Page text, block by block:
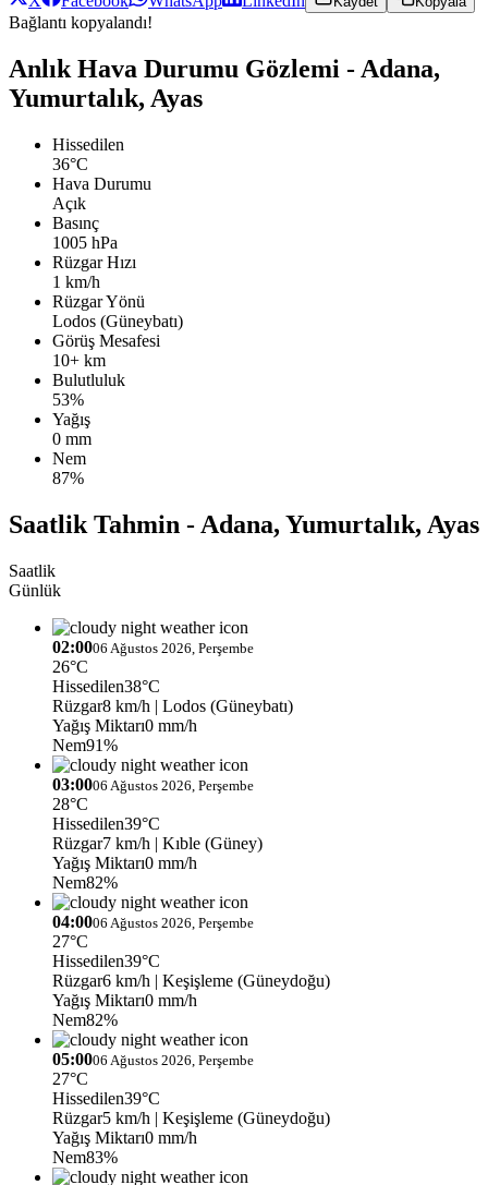
Bağlantı kopyalandı!
Anlık Hava Durumu Gözlemi - Adana,
Yumurtalık, Ayas
Hissedilen
36°C
Hava Durumu
Açık
Basınç
1005 hPa
Rüzgar Hızı
1 km/h
Rüzgar Yönü
Lodos (Güneybatı)
Görüş Mesafesi
10+ km
Bulutluluk
53%
Yağış
0 mm
Nem
87%
Saatlik Tahmin - Adana, Yumurtalık, Ayas
Saatlik
Günlük
02:0006 Ağustos 2026, Perşembe
26°C
Hissedilen38°C
Rüzgar8 km/h | Lodos (Güneybatı)
Yağış Miktarı0 mm/h
Nem91%
03:0006 Ağustos 2026, Perşembe
28°C
Hissedilen39°C
Rüzgar7 km/h | Kıble (Güney)
Yağış Miktarı0 mm/h
Nem82%
04:0006 Ağustos 2026, Perşembe
27°C
Hissedilen39°C
Rüzgar6 km/h | Keşişleme (Güneydoğu)
Yağış Miktarı0 mm/h
Nem82%
05:0006 Ağustos 2026, Perşembe
27°C
Hissedilen39°C
Rüzgar5 km/h | Keşişleme (Güneydoğu)
Yağış Miktarı0 mm/h
Nem83%